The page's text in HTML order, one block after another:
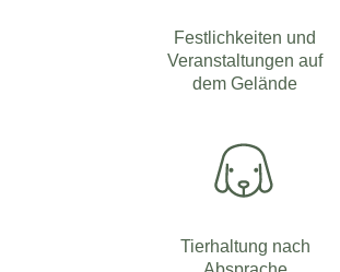
Festlichkeiten und
Veranstaltungen auf
dem Gelände
Tierhaltung nach